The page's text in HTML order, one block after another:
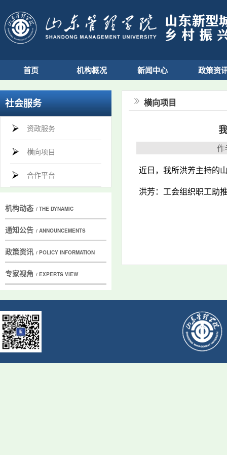
首页 机构概况 新闻中心 政策资
社会服务
资政服务
横向项目
合作平台
机构动态 / THE DYNAMIC
通知公告 / ANNOUNCEMENTS
政策资讯 / POLICY INFORMATION
专家视角 / EXPERTS VIEW
横向项目
近日，我所洪芳主持的
洪芳： 工会组织职工助